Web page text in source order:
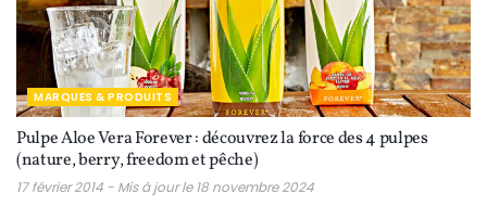
MARQUES & PRODUITS
Pulpe Aloe Vera Forever : découvrez la force des 4 pulpes
(nature, berry, freedom et pêche)
17 février 2014 - Mis à jour le 18 novembre 2024